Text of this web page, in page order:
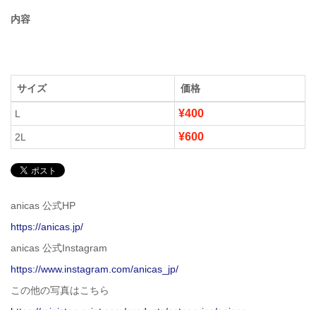
内容
サイズ 価格
L ¥400
2L ¥600
anicas 公式HP
https://anicas.jp/
anicas 公式Instagram
https://www.instagram.com/anicas_jp/
この他の写真はこちら